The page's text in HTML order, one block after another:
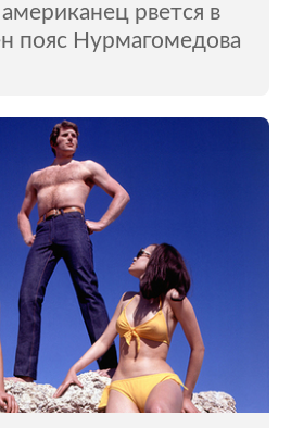
рвется в
пояс Нурмагомедова